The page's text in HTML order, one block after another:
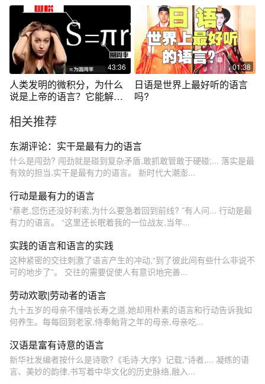
43:36
人类发明的微积分，为什么
说是上帝的语言？它能解决
01:38
日语是世界上最好听的语言
吗?
相关推荐
东湖评论：实干是最有力的语言
什么是闯劲? 闯劲就是碰到复杂矛盾,敢抓敢管敢于硬碰;... 落实是最
有效的担当,实干是最有力的语言。 新时代大潮澎...
行动是最有力的语言
“蔡老,您伤还没好利索,为什么要急着回到前线? ”有人问... 行动是最
有力的语言。 “这里还长眠着我的一位战友,当年...
实践的语言和语言的实践
这种紧密的交往刺激了语言产生的冲动,“到了彼此间有些什么非说不
可的地步了”。 交往的需要促使人有意识地完善...
劳动欢歌|劳动者的语言
九十五岁的母亲不懂啥长寿之道,她却用朴素的语言和行动告诉我如
何养生。每每回到老家,侍奉鲐背之年的母亲,母亲吃...
汉语是富有诗意的语言
新华社发编者按什么是诗歌?《毛诗·大序》记载,“诗者,... 凝练的语
言、美妙的韵律,书写着中华文化的历史脉络,融入...